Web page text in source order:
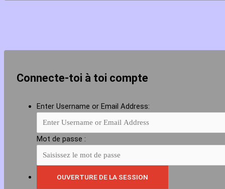
Connecte-toi à toi compte
Enter Username or Email Address:
Mot de passe :